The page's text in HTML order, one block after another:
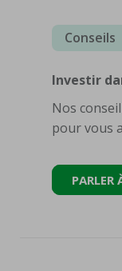
Conseils
Investir
Nos
pour vous
PARLER